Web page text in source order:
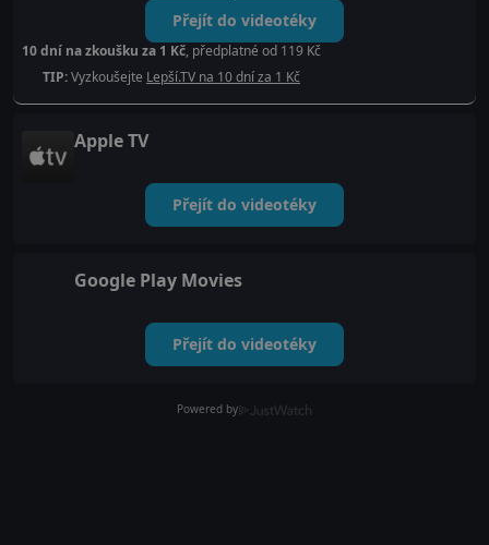
Přejít do videotéky
10 dní na zkoušku za 1 Kč, předplatné od 119 Kč
TIP:Vyzkoušejte Lepší.TV na 10 dní za 1 Kč
Apple TV
Přejít do videotéky
Google Play Movies
Přejít do videotéky
Powered by